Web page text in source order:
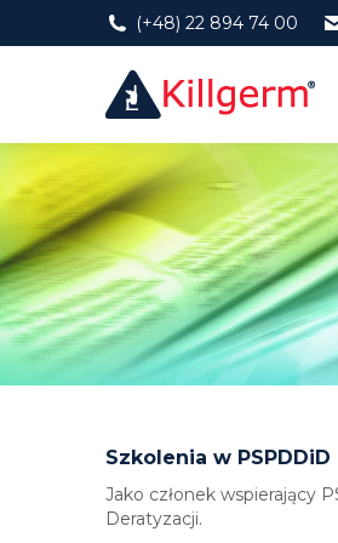
(+48) 22 894 74 00
Szkolenia w PSPDDiD
Jako członek wspierający
Deratyzacji.